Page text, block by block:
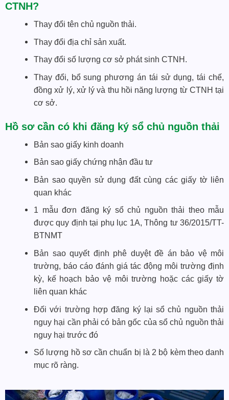
CTNH?
Thay đổi tên chủ nguồn thải.
Thay đổi địa chỉ sản xuất.
Thay đổi số lượng cơ sở phát sinh CTNH.
Thay đổi, bổ sung phương án tái sử dụng, tái chế,
đồng xử lý, xử lý và thu hồi năng lượng từ CTNH tại
cơ sở.
Hồ sơ cần có khi đăng ký sổ chủ nguồn thải
Bản sao giấy kinh doanh
Bản sao giấy chứng nhận đầu tư
Bản sao quyền sử dụng đất cùng các giấy tờ liên
quan khác
1 mẫu đơn đăng ký sổ chủ nguồn thải theo mẫu
được quy định tại phụ lục 1A, Thông tư 36/2015/TT-
BTNMT
Bản sao quyết định phê duyệt đề án bảo vệ môi
trường, báo cáo đánh giá tác động môi trường định
kỳ, kế hoạch bảo vệ môi trường hoặc các giấy tờ
liên quan khác
Đối với trường hợp đăng ký lại sổ chủ nguồn thải
nguy hại cần phải có bản gốc của sổ chủ nguồn thải
nguy hại trước đó
Số lượng hồ sơ cần chuẩn bị là 2 bộ kèm theo danh
mục rõ ràng.